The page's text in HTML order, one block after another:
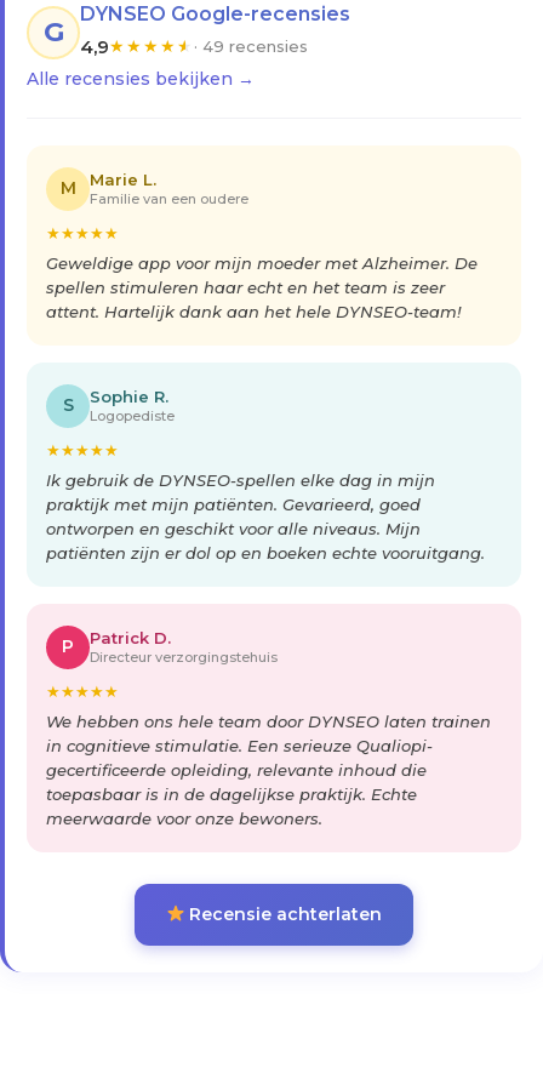
G
DYNSEO Google-recensies
4,9★★★★★ · 49 recensies
Alle recensies bekijken →
M Marie L.
Familie van een oudere
★★★★★
Geweldige app voor mijn moeder met Alzheimer. De
spellen stimuleren haar echt en het team is zeer
attent. Hartelijk dank aan het hele DYNSEO-team!
S Sophie R.
Logopediste
★★★★★
Ik gebruik de DYNSEO-spellen elke dag in mijn
praktijk met mijn patiënten. Gevarieerd, goed
ontworpen en geschikt voor alle niveaus. Mijn
patiënten zijn er dol op en boeken echte vooruitgang.
P Patrick D.
Directeur verzorgingstehuis
★★★★★
We hebben ons hele team door DYNSEO laten trainen
in cognitieve stimulatie. Een serieuze Qualiopi-
gecertificeerde opleiding, relevante inhoud die
toepasbaar is in de dagelijkse praktijk. Echte
meerwaarde voor onze bewoners.
Recensie achterlaten